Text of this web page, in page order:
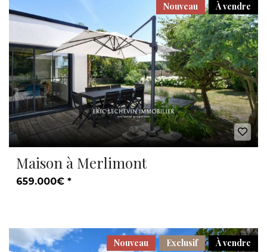
À vendre
Nouveau
Maison à Merlimont
659.000€ *
À vendre
Exclusif
Nouveau